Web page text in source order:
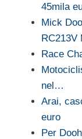
45mila
Mick
RC213V
Race
nel…
Arai,
euro
Per